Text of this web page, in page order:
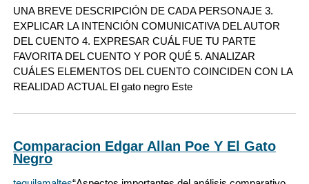
UNA BREVE DESCRIPCIÓN DE CADA PERSONAJE 3.
EXPLICAR LA INTENCIÓN COMUNICATIVA DEL AUTOR
DEL CUENTO 4. EXPRESAR CUÁL FUE TU PARTE
FAVORITA DEL CUENTO Y POR QUÉ 5. ANALIZAR
CUÁLES ELEMENTOS DEL CUENTO COINCIDEN CON LA
REALIDAD ACTUAL El gato negro Este
Comparacion Edgar Allan Poe Y El Gato
Negro